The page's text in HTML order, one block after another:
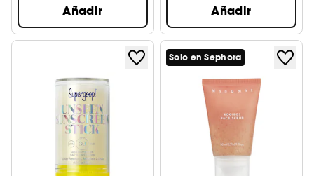
Añadir Añadir
Solo en Sephora